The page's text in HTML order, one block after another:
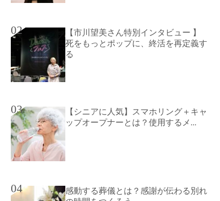
02
【市川望美さん特別インタビュー 】
死をもっとポップに、終活を再定義す
る
03
【シニアに人気】スマホリング＋キャ
ップオープナーとは？使用するメ...
04
感動する葬儀とは？感謝が伝わる別れ